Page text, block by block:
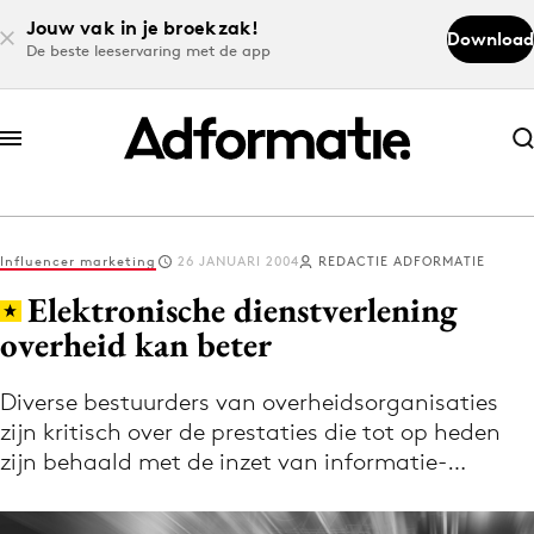
Jouw vak in je broekzak!
De beste leeservaring met de app
Download
Abonneer nu
Abonneer nu
Log in
Volg het laatste nieuws via de Adformatie
Nieuws app
Influencer marketing 26 JANUARI 2004 REDACTIE ADFORMATIE
Elektronische dienstverlening
overheid kan beter
Diverse bestuurders van overheidsorganisaties
zijn kritisch over de prestaties die tot op heden
zijn behaald met de inzet van informatie-…